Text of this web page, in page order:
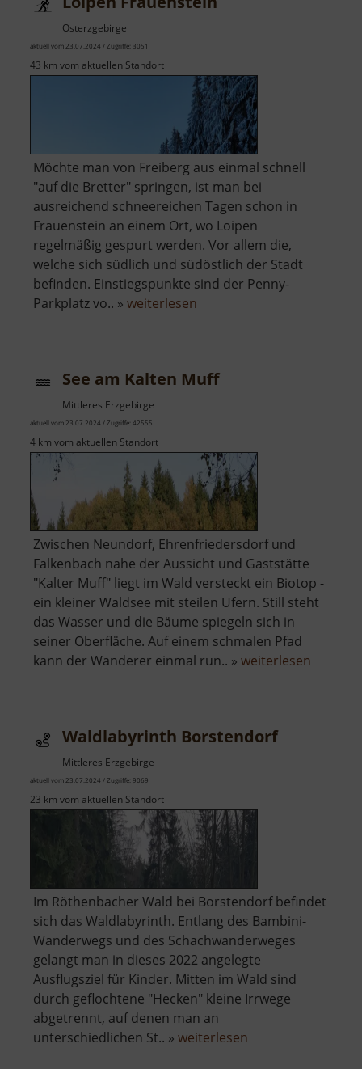
Osterzgebirge
aktuell vom 23.07.2024 / Zugriffe: 3051
43 km vom aktuellen Standort
Möchte man von Freiberg aus einmal schnell
"auf die Bretter" springen, ist man bei
ausreichend schneereichen Tagen schon in
Frauenstein an einem Ort, wo Loipen
regelmäßig gespurt werden. Vor allem die,
welche sich südlich und südöstlich der Stadt
befinden. Einstiegspunkte sind der Penny-
Parkplatz vo.. » weiterlesen
See am Kalten Muff
Mittleres Erzgebirge
aktuell vom 23.07.2024 / Zugriffe: 42555
4 km vom aktuellen Standort
Zwischen Neundorf, Ehrenfriedersdorf und
Falkenbach nahe der Aussicht und Gaststätte
"Kalter Muff" liegt im Wald versteckt ein Biotop -
ein kleiner Waldsee mit steilen Ufern. Still steht
das Wasser und die Bäume spiegeln sich in
seiner Oberfläche. Auf einem schmalen Pfad
kann der Wanderer einmal run.. » weiterlesen
Waldlabyrinth Borstendorf
Mittleres Erzgebirge
aktuell vom 23.07.2024 / Zugriffe: 9069
23 km vom aktuellen Standort
Im Röthenbacher Wald bei Borstendorf befindet
sich das Waldlabyrinth. Entlang des Bambini-
Wanderwegs und des Schachwanderweges
gelangt man in dieses 2022 angelegte
Ausflugsziel für Kinder. Mitten im Wald sind
durch geflochtene "Hecken" kleine Irrwege
abgetrennt, auf denen man an
unterschiedlichen St.. » weiterlesen